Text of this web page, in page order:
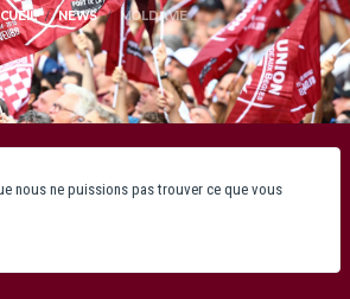
NEWS MOLDAVIE
nous ne puissions pas trouver ce que vous